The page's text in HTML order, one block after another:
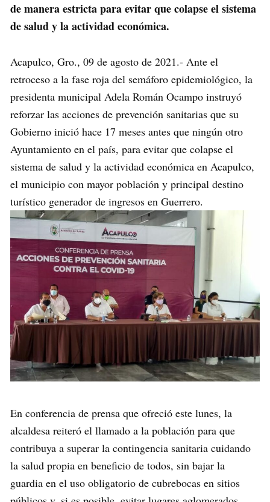
de manera estricta para evitar que colapse el sistema
de salud y la actividad económica.
Acapulco, Gro., 09 de agosto de 2021.- Ante el
retroceso a la fase roja del semáforo epidemiológico, la
presidenta municipal Adela Román Ocampo instruyó
reforzar las acciones de prevención sanitarias que su
Gobierno inició hace 17 meses antes que ningún otro
Ayuntamiento en el país, para evitar que colapse el
sistema de salud y la actividad económica en Acapulco,
el municipio con mayor población y principal destino
turístico generador de ingresos en Guerrero.
En conferencia de prensa que ofreció este lunes, la
alcaldesa reiteró el llamado a la población para que
contribuya a superar la contingencia sanitaria cuidando
la salud propia en beneficio de todos, sin bajar la
guardia en el uso obligatorio de cubrebocas en sitios